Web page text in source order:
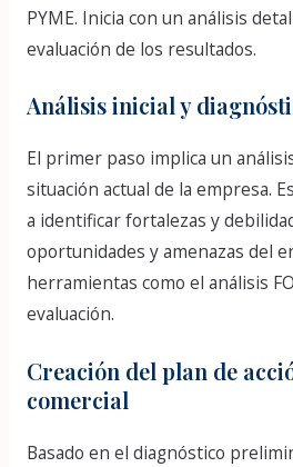
PYME. Inicia con un análisis
evaluación de los resultados.
Análisis inicial y
El primer paso implica un
situación actual de la empresa.
a identificar fortalezas y
oportunidades y amenazas del
herramientas como el análisis
evaluación.
Creación del plan de
comercial
Basado en el diagnóstico